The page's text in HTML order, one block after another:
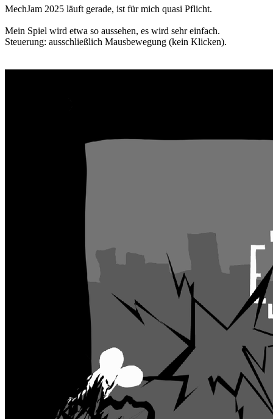
MechJam 2025 läuft gerade, ist für mich quasi Pflicht.
Mein Spiel wird etwa so aussehen, es wird sehr einfach.
Steuerung: ausschließlich Mausbewegung (kein Klicken).